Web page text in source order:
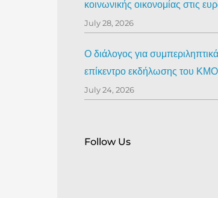
κοινωνικής οικονομίας στις
July 28, 2026
Ο διάλογος για
επίκεντρο εκδήλωσης του
July 24, 2026
Follow Us